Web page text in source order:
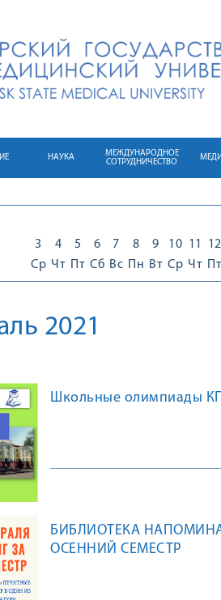
НАУКА
МЕЖДУНАРОДНОЕ
СОТРУДНИЧЕСТВО
3
Ср
4
Чт
5
Пт
6
Сб
7
Вс
8
Пн
9
Вт
10
Ср
11
Чт
12
Пт
2021
Школьные олимпиады
БИБЛИОТЕКА
ОСЕННИЙ СЕМЕСТР